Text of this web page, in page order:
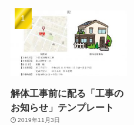
解体工事前に配る「工事の
お知らせ」テンプレート
2019年11月3日